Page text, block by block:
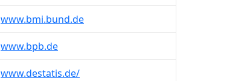
www.bmi.bund.de
www.bpb.de
www.destatis.de/